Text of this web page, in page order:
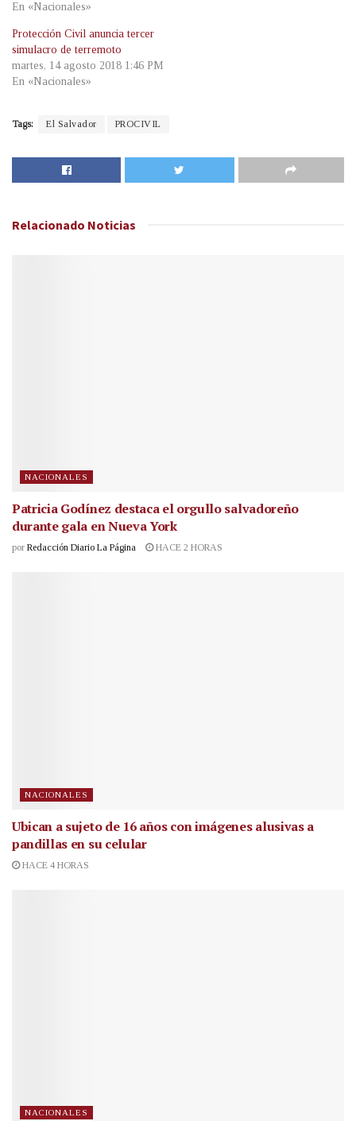
En «Nacionales»
Protección Civil anuncia tercer
simulacro de terremoto
martes, 14 agosto 2018 1:46 PM
En «Nacionales»
Tags: El Salvador PROCIVIL
Relacionado Noticias
NACIONALES
Patricia Godínez destaca el orgullo salvadoreño
durante gala en Nueva York
por Redacción Diario La Página HACE 2 HORAS
NACIONALES
Ubican a sujeto de 16 años con imágenes alusivas a
pandillas en su celular
HACE 4 HORAS
NACIONALES